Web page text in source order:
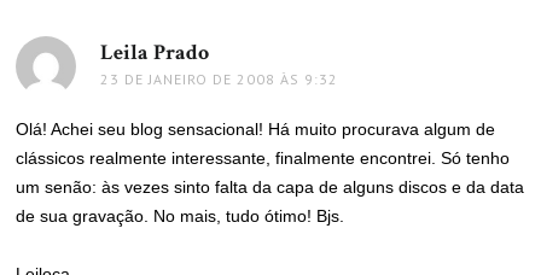
Leila Prado
23 DE JANEIRO DE 2008 ÀS 9:32
Olá! Achei seu blog sensacional! Há muito procurava algum de
clássicos realmente interessante, finalmente encontrei. Só tenho
um senão: às vezes sinto falta da capa de alguns discos e da data
de sua gravação. No mais, tudo ótimo! Bjs.